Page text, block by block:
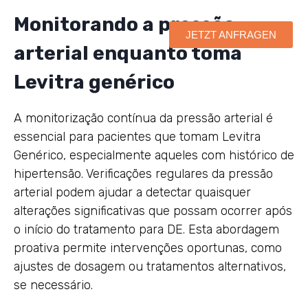
Monitorando a pressão
arterial enquanto toma
Levitra genérico
A monitorização contínua da pressão arterial é
essencial para pacientes que tomam Levitra
Genérico, especialmente aqueles com histórico de
hipertensão. Verificações regulares da pressão
arterial podem ajudar a detectar quaisquer
alterações significativas que possam ocorrer após
o início do tratamento para DE. Esta abordagem
proativa permite intervenções oportunas, como
ajustes de dosagem ou tratamentos alternativos,
se necessário.
JETZT ANFRAGEN